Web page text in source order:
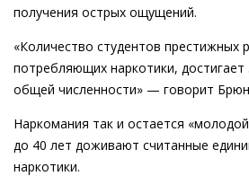
получения острых ощущений.
«Количество студентов престижных
потребляющих наркотики,
общей численности» — говорит
Наркомания так и остается
до 40 лет доживают считанные
наркотики.